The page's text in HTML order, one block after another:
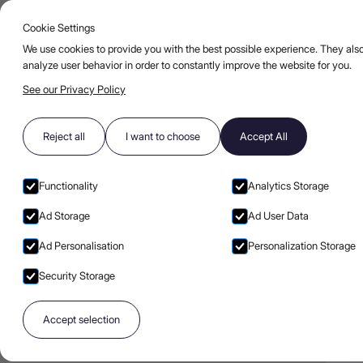
Cookie Settings
We use cookies to provide you with the best possible experience. They
analyze user behavior in order to constantly improve the website for you.
See our Privacy Policy
Reject all I want to choose Accept All
Functionality Analytics Storage
Ad Storage Ad User Data
Ad Personalisation Personalization Storage
Security Storage
Accept selection
LEX VODKA TONIC EXPERIENCE
LEX Rhubarb Vodka Tonic